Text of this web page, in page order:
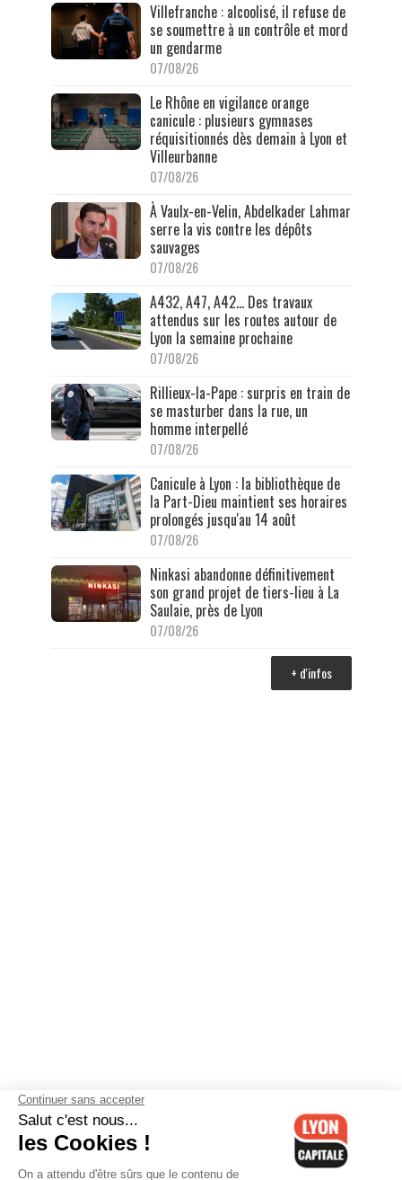
Villefranche : alcoolisé, il refuse de
se soumettre à un contrôle et mord
un gendarme
07/08/26
Le Rhône en vigilance orange
canicule : plusieurs gymnases
réquisitionnés dès demain à Lyon et
Villeurbanne
07/08/26
À Vaulx-en-Velin, Abdelkader Lahmar
serre la vis contre les dépôts
sauvages
07/08/26
A432, A47, A42… Des travaux
attendus sur les routes autour de
Lyon la semaine prochaine
07/08/26
Rillieux-la-Pape : surpris en train de
se masturber dans la rue, un
homme interpellé
07/08/26
Canicule à Lyon : la bibliothèque de
la Part-Dieu maintient ses horaires
prolongés jusqu'au 14 août
07/08/26
Ninkasi abandonne définitivement
son grand projet de tiers-lieu à La
Saulaie, près de Lyon
07/08/26
+ d'infos